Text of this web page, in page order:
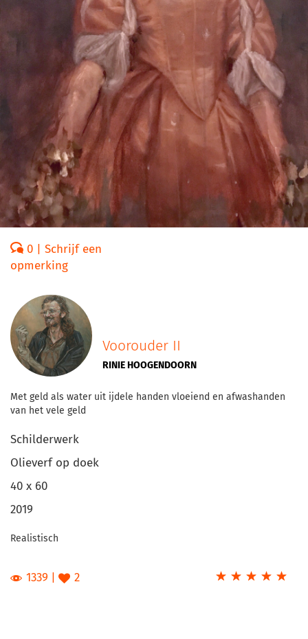
0 | Schrijf een
opmerking
Voorouder II
RINIE HOOGENDOORN
Met geld als water uit ijdele handen vloeiend en afwashanden
van het vele geld
Schilderwerk
Olieverf op doek
40 x 60
2019
Realistisch
☆ ☆ ☆ ☆ ☆
★ ★ ★ ★ ★
1339 2